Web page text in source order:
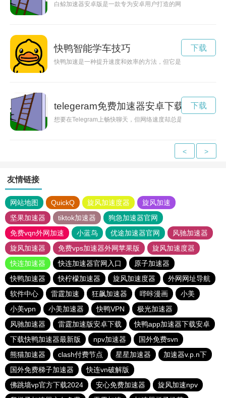
白鲸加速器安卓版是一款专为安卓用户打造的网络加速工具，
快鸭智能学车技巧
快鸭加速是一种提升速度和效率的方法，但它是否真的有效呢？
下载
telegeram免费加速器安卓下载
想要在Telegram上畅快聊天，但网络速度却总是让你焦头烂额
下载
< >
友情链接
网站地图 QuickQ 旋风加速度器
旋风加速
坚果加速器
tiktok加速器
狗急加速器官网
免费vqn外网加速
小蓝鸟 优途加速器官网
风驰加速器
旋风加速器
免费vps加速器外网苹果版
旋风加速度器
快连加速器
快连加速器官网入口
原子加速器
快鸭加速器
快柠檬加速器 旋风加速度器
外网网址导航
软件中心
雷霆加速 狂飙加速器 哔咔漫画
小美
小美vpn
小美加速器 快鸭VPN
极光加速器
风驰加速器
雷霆加速版安卓下载
快鸭app加速器下载安卓
下载快鸭加速器最新版
npv加速器
国外免费svn
熊猫加速器
clash付费节点 星星加速器
加速器v.p.n下
国外免费梯子加速器
快连vn破解版
佛跳墙vp官方下载2024
安心免费加速器
旋风加速npv